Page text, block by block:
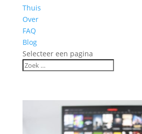
Thuis
Over
FAQ
Blog
Selecteer een pagina